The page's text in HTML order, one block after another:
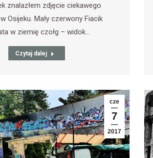
znalazłem zdjęcie ciekawego
Osijeku. Mały czerwony Fiacik
w ziemię czołg – widok…
Czytaj dalej
cze
7
2017